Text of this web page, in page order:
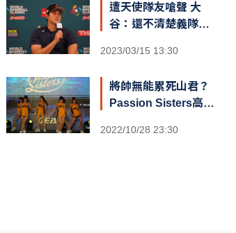
遭天使隊友嗆聲 大
谷：還不清楚義隊陣
2023/03/15 13:30
將帥無能累死山君？
Passion Sisters高鐵
粉不捨
2022/10/28 23:30